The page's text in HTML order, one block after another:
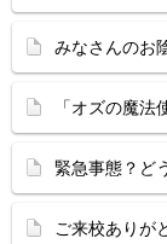
みなさんのお
「オズの魔法
緊急事態？ど
ご来校ありが